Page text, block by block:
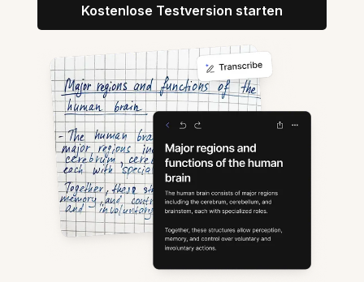
Kostenlose Testversion starten